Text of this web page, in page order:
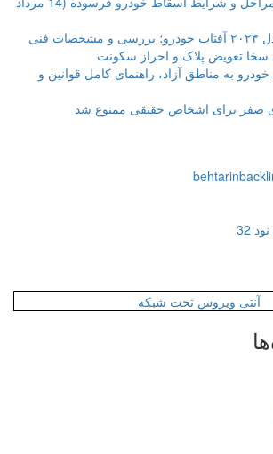
تعویض پلاک و احراز سکونت
به مناطق آزاد، راهنمای کامل قوانین و
برای اشخاص حقیقی ممنوع شد
آنتی ویروس تحت شبکه